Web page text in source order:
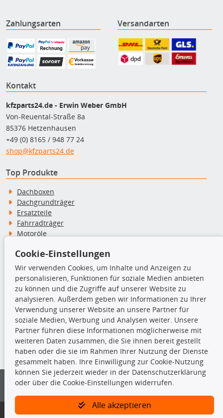
Zahlungsarten Versandarten
Kontakt
kfzparts24.de - Erwin Weber GmbH
Von-Reuental-Straße 8a
85376 Hetzenhausen
+49 (0) 8165 / 948 77 24
shop@kfzparts24.de
Top Produkte
Dachboxen
Dachgrundträger
Ersatzteile
Fahrradträger
Motoröle
Schneeketten
TecDoc Inside
Die hier angezeigten Daten insbesondere die gesamte Datenbank dürfen
nicht kopiert werden.
Es ist zu unterlassen, die Daten oder die gesamte Datenbank ohne
vorherige Zustimmung von TecDoc zu vervielfältigen, zu verbreiten
und/oder diese Handlungen durch Dritte ausführen zu lassen. Ein
Bitte prüfen Sie, ob das über unseren Onlineshop identifizierte Ersatzteil
Cookie-Einstellungen
Wir verwenden Cookies, um Inhalte und Anzeigen zu
personalisieren, Funktionen für soziale Medien anbieten
zu können und die Zugriffe auf unserer Website zu
analysieren. Außerdem geben wir Informationen zu Ihrer
Verwendung unserer Website an unsere Partner für
soziale Medien, Werbung und Analysen weiter. Unsere
Partner führen diese Informationen möglicherweise mit
weiteren Daten zusammen, die Sie ihnen bereit gestellt
haben oder die sie im Rahmen Ihrer Nutzung der Dienste
gesammelt haben. Ihre Einwilligung zur Cookie-Nutzung
können Sie jederzeit wieder in der Datenschutzerklärung
oder über die Cookie-Einstellungen widerrufen.
Alle akzeptieren